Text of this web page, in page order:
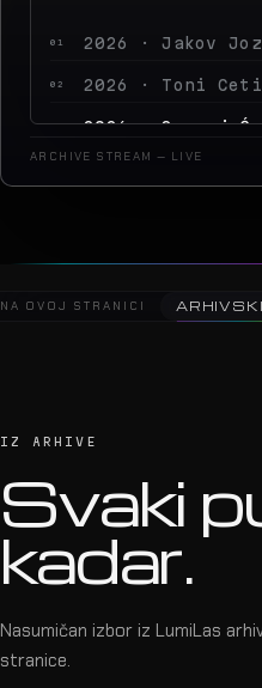
02 2026 · Toni
03
ARCHIVE STREAM — LIVE
NA OVOJ STRANICI
IZ ARHIVE
Svaki
kadar.
Nasumičan izbor iz LumiLas
stranice.